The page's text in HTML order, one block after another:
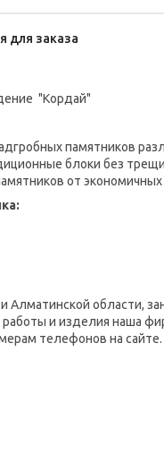
для заказа
"Кордай"
памятников
блоки без
от
области,
и изделия наша
телефонов на сайте.